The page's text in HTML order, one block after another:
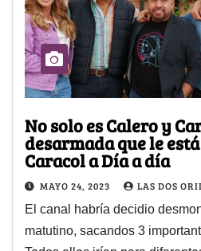
No solo es Calero y
desarmada que le
Caracol a Día a día
MAYO 24, 2023 LAS DOS
El canal habría decidio
matutino, sacandos 3